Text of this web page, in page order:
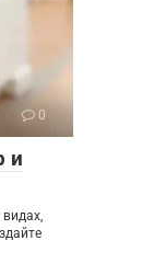
0
и
видах,